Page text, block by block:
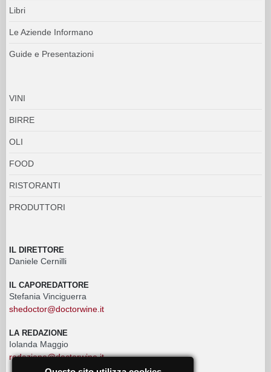
Libri
Le Aziende Informano
Guide e Presentazioni
VINI
BIRRE
OLI
FOOD
RISTORANTI
PRODUTTORI
IL DIRETTORE
Daniele Cernilli
IL CAPOREDATTORE
Stefania Vinciguerra
shedoctor@doctorwine.it
LA REDAZIONE
Iolanda Maggio
redazione@doctorwine.it